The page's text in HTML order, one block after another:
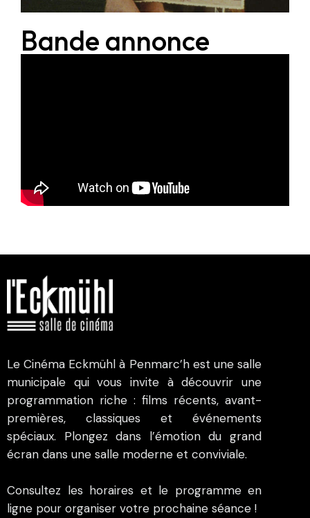
Bande annonce
Le Cinéma Eckmühl à Penmarc’h est une salle
municipale qui vous invite à découvrir une
programmation riche : films récents, avant-
premières, classiques et événements
spéciaux. Plongez dans l’émotion du grand
écran dans une salle moderne et conviviale.
Consultez les horaires et le programme en
ligne pour organiser votre prochaine séance !